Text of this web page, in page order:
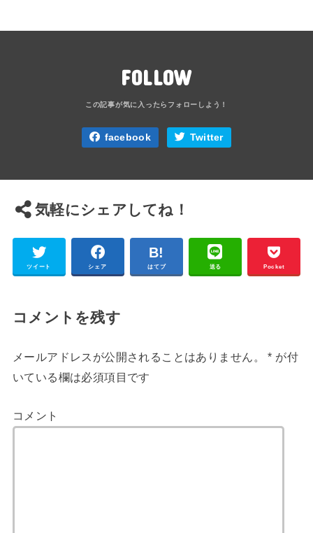
FOLLOW
facebook Twitter
気軽にシェアしてね！
ツイート シェア はてブ 送る Pocket
コメントを残す
メールアドレスが公開されることはありません。 * が付
いている欄は必須項目です
コメント